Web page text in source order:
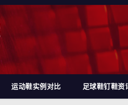
运动鞋实例对比 足球鞋钉鞋资